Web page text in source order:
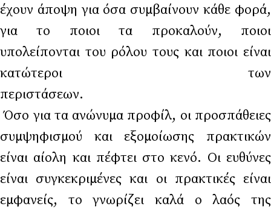
έχουν άποψη για όσα συμβαίνουν κάθε φορά,
για το ποιοι τα προκαλούν, ποιοι
υπολείπονται του ρόλου τους και ποιοι είναι
κατώτεροι των
Όσο για τα ανώνυμα προφίλ, οι προσπάθειες
συμψηφισμού και εξομοίωσης πρακτικών
είναι αίολη και πέφτει στο κενό. Οι ευθύνες
είναι συγκεκριμένες και οι πρακτικές είναι
εμφανείς, το γνωρίζει καλά ο λαός της